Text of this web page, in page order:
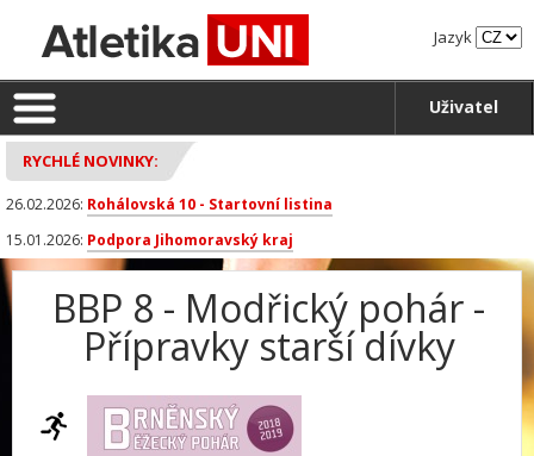
Jazyk
Uživatel
RYCHLÉ NOVINKY:
26.02.2026: Rohálovská 10 - Startovní listina
15.01.2026: Podpora Jihomoravský kraj
BBP 8 - Modřický pohár -
Přípravky starší dívky